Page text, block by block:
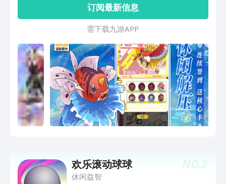
的训练师，进行旅行大探险，收集并培养
各种独特的萌宠小精灵，结合每只小精灵
独特的属性羁绊，进行巧妙的搭配阵容，
打造出属于自己的小精灵团队。激烈的竞
技大赛和巅峰赛，与其他精灵进行大作战
订阅最新信息
需 下 载 九 游 A P P
NO.2
欢乐滚动球球
休闲益智